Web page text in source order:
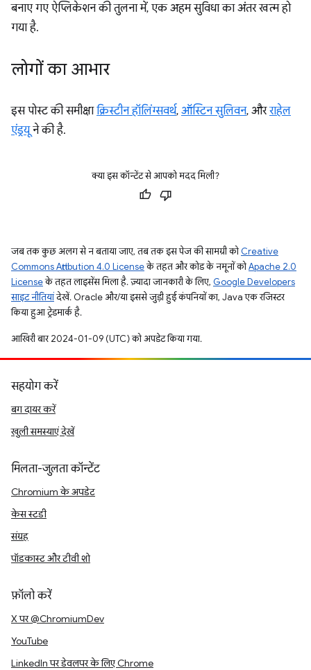
बनाए गए ऐप्लिकेशन की तुलना में, एक अहम सुविधा का अंतर खत्म हो
गया है.
लोगों का आभार
इस पोस्ट की समीक्षाक्रिस्टीन हॉलिंग्सवर्थ, ऑस्टिन सुलिवन, औरराहेल
एंड्रयूने की है.
क्या इस कॉन्टेंट से आपको मदद मिली?
जब तक कुछ अलग से न बताया जाए, तब तक इस पेज की सामग्री कोCreative
Commons Attribution 4.0 Licenseके तहत और कोड के नमूनों कोApache 2.0
Licenseके तहत लाइसेंस मिला है. ज़्यादा जानकारी के लिए, Google Developers
साइट नीतियांदेखें. Oracle और/या इससे जुड़ी हुई कंपनियों का, Java एक रजिस्टर
किया हुआ ट्रेडमार्क है.
आखिरी बार 2024-01-09 (UTC) को अपडेट किया गया.
सहयोग करें
बग दायर करें
खुली समस्याएं देखें
मिलता-जुलता कॉन्टेंट
Chromium के अपडेट
केस स्टडी
संग्रह
पॉडकास्ट और टीवी शो
फ़ॉलो करें
X पर @ChromiumDev
YouTube
LinkedIn पर डेवलपर के लिए Chrome